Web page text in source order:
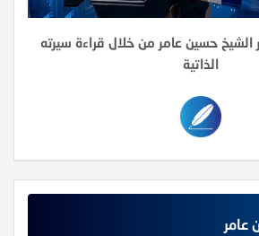
حسين عامر من خلال قراءة سيرته
الذاتية
عامر